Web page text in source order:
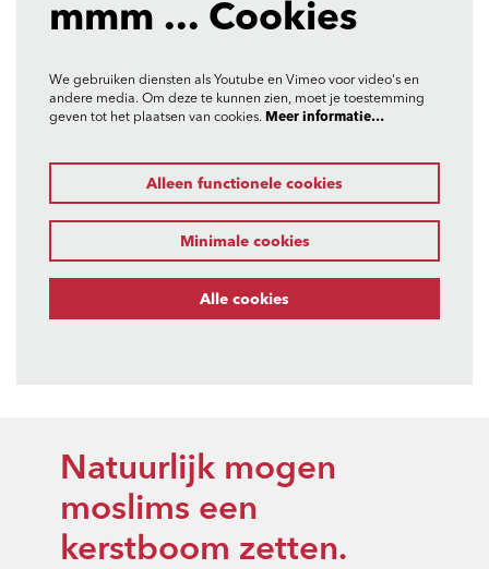
mmm ... Cookies
We gebruiken diensten als Youtube en Vimeo voor video's en
andere media. Om deze te kunnen zien, moet je toestemming
geven tot het plaatsen van cookies. Meer informatie…
Alleen functionele cookies
Minimale cookies
Alle cookies
Natuurlijk mogen
moslims een
kerstboom zetten.